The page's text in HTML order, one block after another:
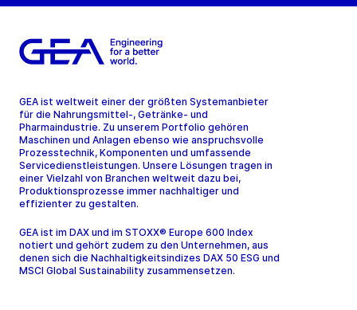
GEA ist weltweit einer der größten Systemanbieter
für die Nahrungsmittel-, Getränke- und
Pharmaindustrie. Zu unserem Portfolio gehören
Maschinen und Anlagen ebenso wie anspruchsvolle
Prozesstechnik, Komponenten und umfassende
Servicedienstleistungen. Unsere Lösungen tragen in
einer Vielzahl von Branchen weltweit dazu bei,
Produktionsprozesse immer nachhaltiger und
effizienter zu gestalten.
GEA ist im DAX und im STOXX® Europe 600 Index
notiert und gehört zudem zu den Unternehmen, aus
denen sich die Nachhaltigkeitsindizes DAX 50 ESG und
MSCI Global Sustainability zusammensetzen.